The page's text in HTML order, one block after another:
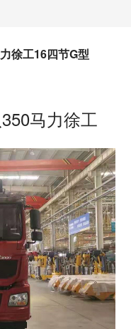
徐工16四节G型
马力徐工